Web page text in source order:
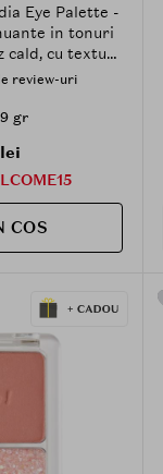
Eye Palette -
in tonuri
cald, cu texturi
glitter
- No. 7 All of
review-uri
gr
lei
COS